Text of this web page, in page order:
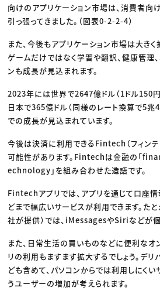
向けのアプリケーション市場は、消費者向
引っ張ってきました。（図表0-2-2-4）
また、今後もアプリケーション市場は大きく
ゲームだけではなく学習や翻訳、健康管理
ンも成長が見込まれます。
2023年には世界で2647億ドル（1ドル150
日本で365億ドル（同様のレート換算で5
での成長が見込まれています。
今後は決済に利用できるFintech（フィンテ
可能性があります。Fintechは金融の「
echnology」を組み合わせた造語です。
Fintechアプリでは、アプリを通じて口座
どまで幅広いサービスが利用できます。た
社が提供）では、iMessagesやSiriなどが
また、日常生活の買いものなどに便利なオ
リの利用もますます拡大するでしょう。デ
ども含めて、パソコンからでは利用しにく
うユーザーの増加が考えられます。